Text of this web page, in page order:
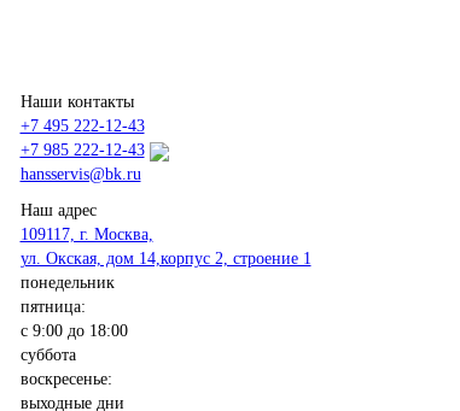
Наши контакты
+7 495 222-12-43
+7 985 222-12-43
hansservis@bk.ru
Наш адрес
109117, г. Москва,
ул. Окская, дом 14,корпус 2, строение 1
понедельник
пятница:
с 9:00 до 18:00
суббота
воскресенье:
выходные дни